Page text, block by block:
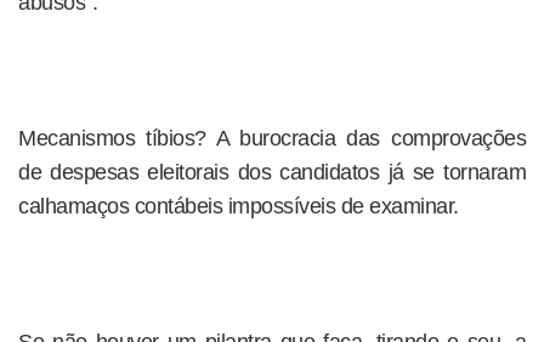
Mecanismos tíbios? A burocracia das comprovações
de despesas eleitorais dos candidatos já se tornaram
calhamaços contábeis impossíveis de examinar.